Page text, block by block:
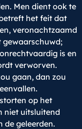
Men dient ook te
het feit dat
veronachtzaamd
gewaarschuwd;
is en
verworven.
gaan, dan zou
op het
niet uitsluitend
de geleerden.